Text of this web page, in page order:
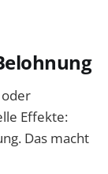
oder
Effekte:
Das macht